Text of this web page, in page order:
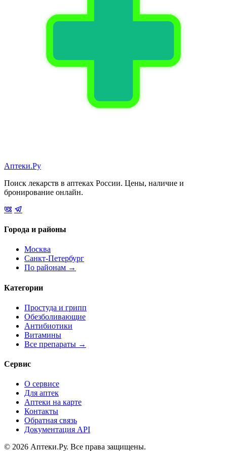
Аптеки.Ру
Поиск лекарств в аптеках России. Цены, наличие и
бронирование онлайн.
Города и районы
Москва
Санкт-Петербург
По районам →
Категории
Простуда и грипп
Обезболивающие
Антибиотики
Витамины
Все препараты →
Сервис
О сервисе
Для аптек
Аптеки на карте
Контакты
Обратная связь
Документация API
© 2026 Аптеки.Ру. Все права защищены.